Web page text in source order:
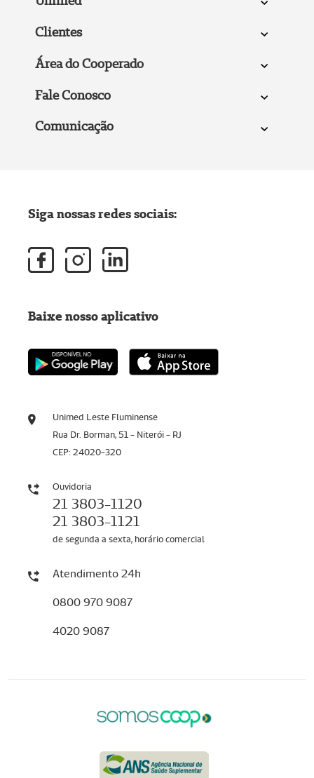
Clientes
Área do Cooperado
Fale Conosco
Comunicação
Unimed Leste Fluminense
Rua Dr. Borman, 51 - Niterói - RJ
CEP: 24020-320
Ouvidoria
21 3803-1120
21 3803-1121
de segunda a sexta, horário comercial
Atendimento 24h
0800 970 9087
4020 9087
Siga nossas redes sociais:
Baixe nosso aplicativo